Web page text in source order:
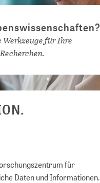
Werkzeuge für Ihre
für
Daten und Informationen.